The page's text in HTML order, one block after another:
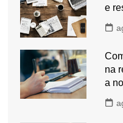
e
na
a